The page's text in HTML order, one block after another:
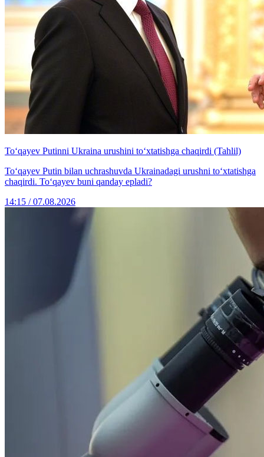
To‘qayev Putinni Ukraina urushini to‘xtatishga chaqirdi (Tahlil)
To‘qayev Putin bilan uchrashuvda Ukrainadagi urushni to‘xtatishga
chaqirdi. To‘qayev buni qanday epladi?
14:15 / 07.08.2026